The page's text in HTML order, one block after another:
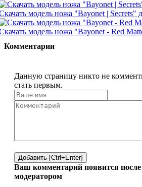
модель ножа "Bayonet | Secrets"
модель ножа "Bayonet - Red
Комментарии
Данную страницу никто не
стать первым.
Добавить [Ctrl+Enter]
Ваш комментарий появится
модератором